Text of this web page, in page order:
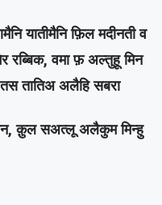
यातीमैनि फ़िल मदीनती व
रब्बिक, वमा फ़ अल्तुहू मिन
तातिअ अलैहि सबरा
क़ुल सअत्लू अलैकुम मिन्हु